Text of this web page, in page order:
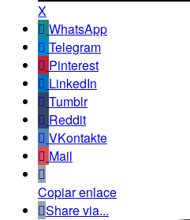
X
WhatsApp
Telegram
Pinterest
LinkedIn
Tumblr
Reddit
VKontakte
Mail
Copiar enlace
Share via...